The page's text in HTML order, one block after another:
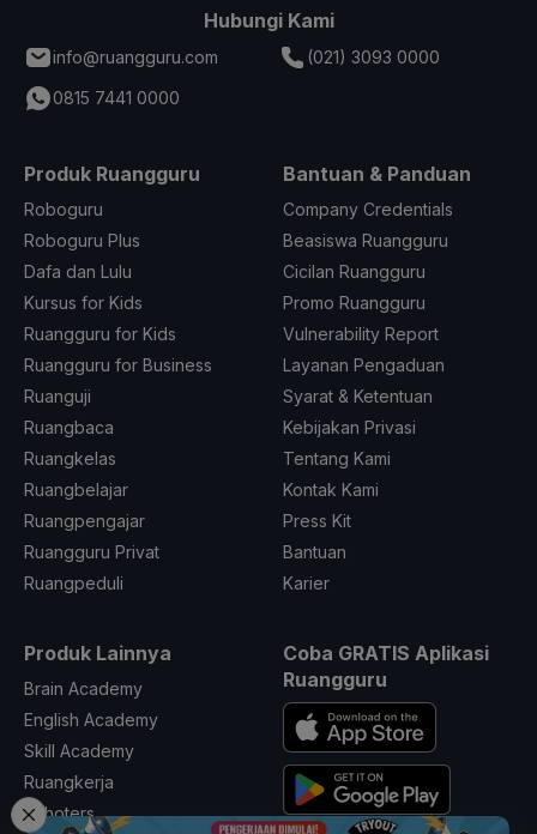
Hubungi Kami
info@ruangguru.com
(021) 3093 0000
0815 7441 0000
Produk Ruangguru
Roboguru
Roboguru Plus
Dafa dan Lulu
Kursus for Kids
Ruangguru for Kids
Ruangguru for Business
Ruanguji
Ruangbaca
Ruangkelas
Ruangbelajar
Ruangpengajar
Ruangguru Privat
Ruangpeduli
Bantuan & Panduan
Company Credentials
Beasiswa Ruangguru
Cicilan Ruangguru
Promo Ruangguru
Vulnerability Report
Layanan Pengaduan
Syarat & Ketentuan
Kebijakan Privasi
Tentang Kami
Kontak Kami
Press Kit
Bantuan
Karier
Produk Lainnya
Brain Academy
English Academy
Skill Academy
Ruangkerja
Schoters
Coba GRATIS Aplikasi
Ruangguru